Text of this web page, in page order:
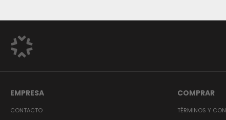
EMPRESA
CONTACTO
COMPRAR
TÉRMINOS Y